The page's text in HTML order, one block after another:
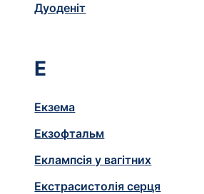
Дуоденіт
Е
Екзема
Екзофтальм
Еклампсія у вагітних
Екстрасистолія серця